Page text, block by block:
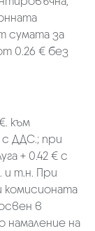
сумата за
0.26 € без
към
с ДДС.; при
+ 0.42 € с
и т.н. При
комисионата
в
намаление на